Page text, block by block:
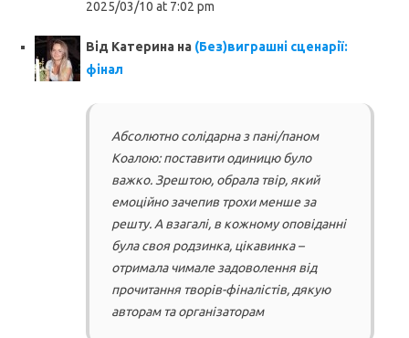
2025/03/10 at 7:02 pm
Від Катеринана (Без)виграшні сценарії:
фінал
Абсолютно солідарна з пані/паном
Коалою: поставити одиницю було
важко. Зрештою, обрала твір, який
емоційно зачепив трохи менше за
решту. А взагалі, в кожному оповіданні
була своя родзинка, цікавинка –
отримала чимале задоволення від
прочитання творів-фіналістів, дякую
авторам та організаторам